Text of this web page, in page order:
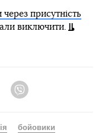
присутність
виключити.
Telegram
бойовики